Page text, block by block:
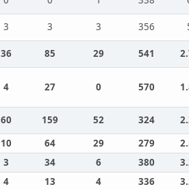
3 3 3 356
36 85 29 541
4 27 0 570
60 159 52 324
10 64 29 279
3 34 6 380
4 13 4 336